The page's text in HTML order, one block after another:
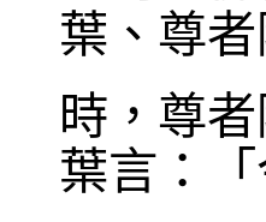
葉、尊
時，尊
葉言：